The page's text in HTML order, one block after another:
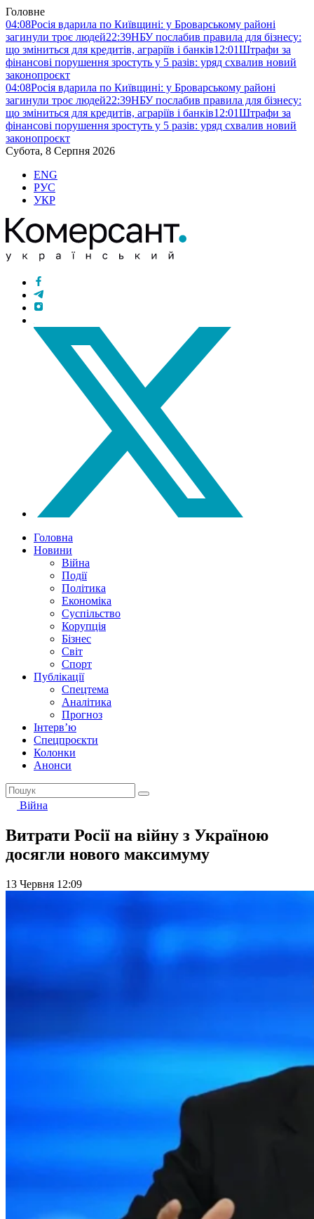
Головне
04:08Росія вдарила по Київщині: у Броварському районі
загинули троє людей22:39НБУ послабив правила для бізнесу:
що зміниться для кредитів, аграріїв і банків12:01Штрафи за
фінансові порушення зростуть у 5 разів: уряд схвалив новий
законопроєкт
04:08Росія вдарила по Київщині: у Броварському районі
загинули троє людей22:39НБУ послабив правила для бізнесу:
що зміниться для кредитів, аграріїв і банків12:01Штрафи за
фінансові порушення зростуть у 5 разів: уряд схвалив новий
законопроєкт
Субота, 8 Серпня 2026
ENG
РУС
УКР
Головна
Новини
Війна
Події
Політика
Економіка
Суспільство
Корупція
Бізнес
Світ
Спорт
Публікації
Спецтема
Аналітика
Прогноз
Інтерв’ю
Спецпроєкти
Колонки
Анонси
Війна
Витрати Росії на війну з Україною
досягли нового максимуму
13 Червня 12:09